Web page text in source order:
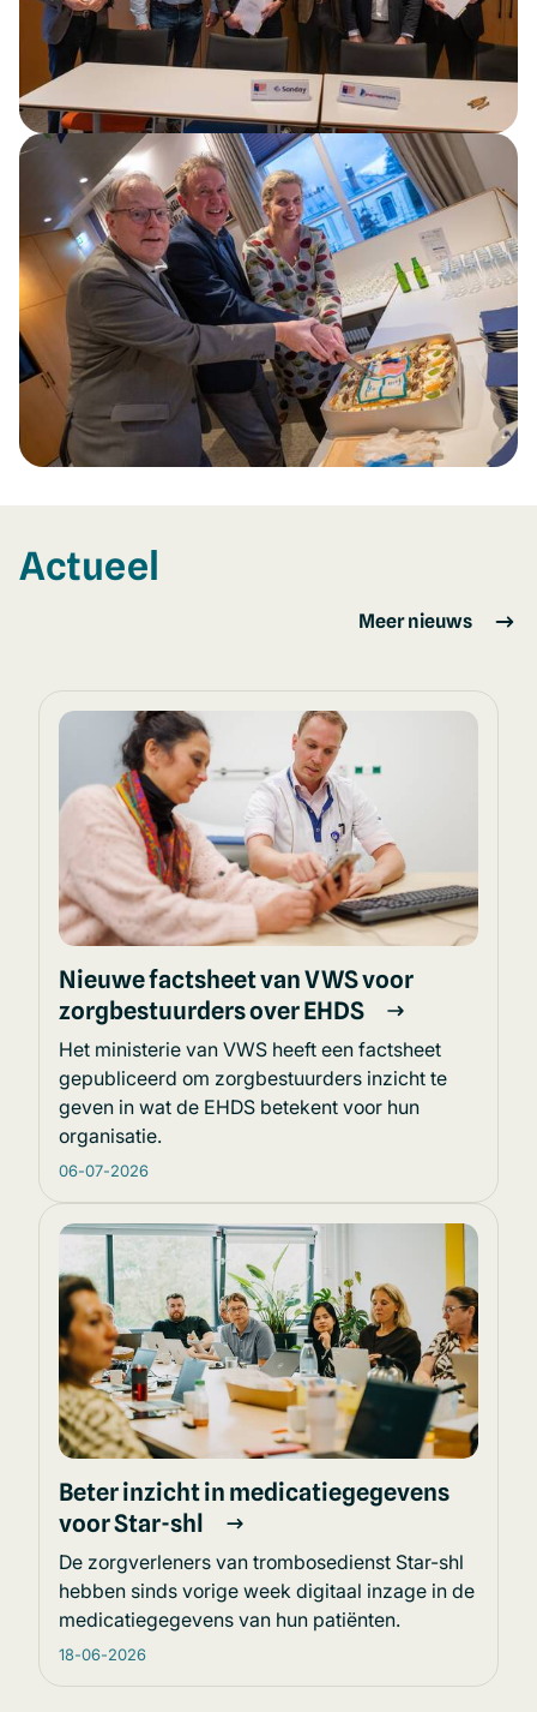
Actueel
Meer nieuws
Nieuwe factsheet van VWS voor
zorgbestuurders over EHDS
Het ministerie van VWS heeft een factsheet
gepubliceerd om zorgbestuurders inzicht te
geven in wat de EHDS betekent voor hun
organisatie.
06-07-2026
Beter inzicht in medicatiegegevens
voor Star-shl
De zorgverleners van trombosedienst Star-shl
hebben sinds vorige week digitaal inzage in de
medicatiegegevens van hun patiënten.
18-06-2026